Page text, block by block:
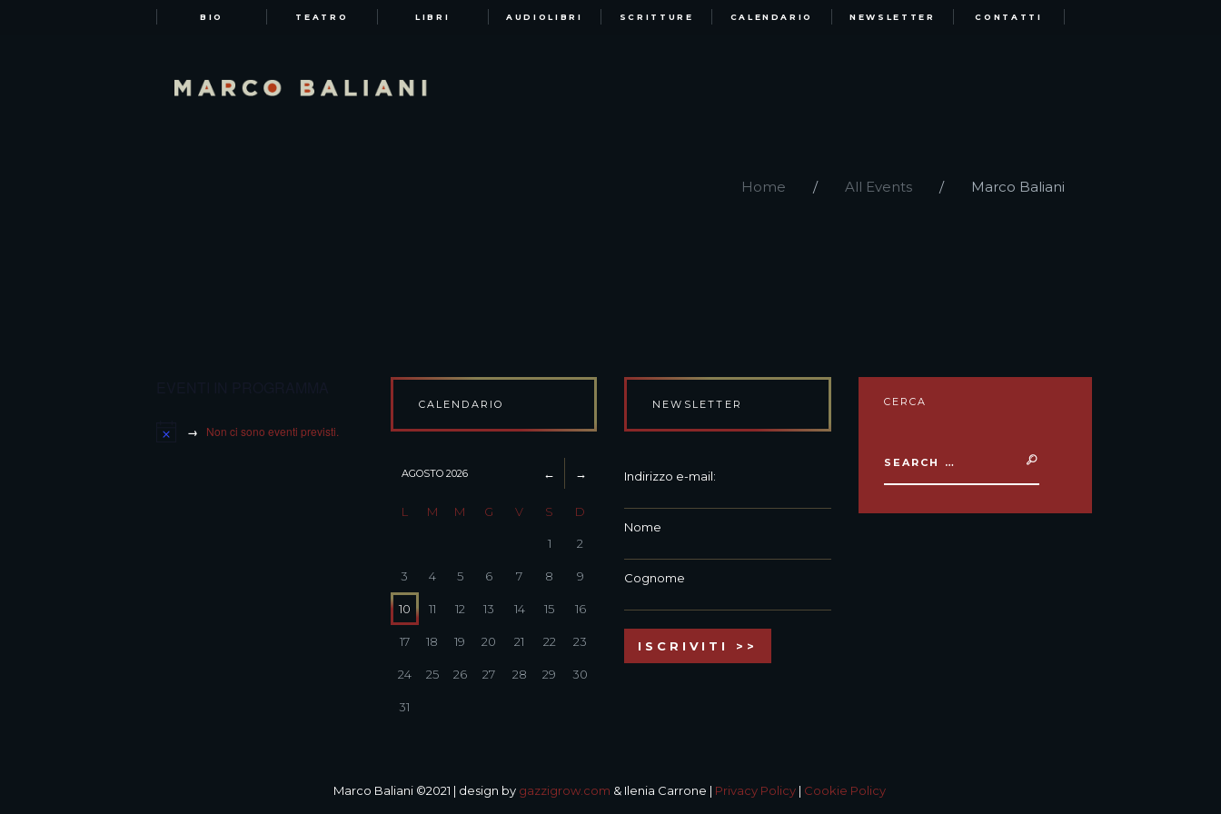
BIO TEATRO LIBRI AUDIOLIBRI SCRITTURE CALENDARIO NEWSLETTER CONTATTI
Home All Events Marco Baliani
Non ci sono eventi previsti.
CALENDARIO
AGOSTO 2026
L M M G V S D
1 2
3 4 5 6 7 8 9
10 11 12 13 14 15 16
17 18 19 20 21 22 23
24 25 26 27 28 29 30
31
NEWSLETTER
Indirizzo e-mail:
Nome
Cognome
CERCA
Marco Baliani ©2021 | design by gazzigrow.com & Ilenia Carrone | Privacy Policy| Cookie Policy